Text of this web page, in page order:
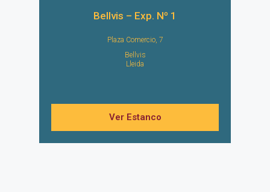
Bellvis – Exp. Nº 1
Plaza Comercio, 7
Bellvis
Lleida
Ver Estanco